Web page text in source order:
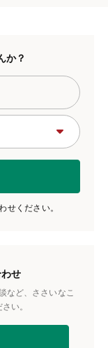
か？
せください。
せ
など、ささいなこ
い。